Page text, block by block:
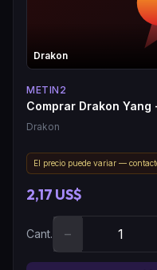
Drakon
METIN2
Comprar Drakon Yang
Drakon
El precio puede variar —
2,17 US$
Cant. −